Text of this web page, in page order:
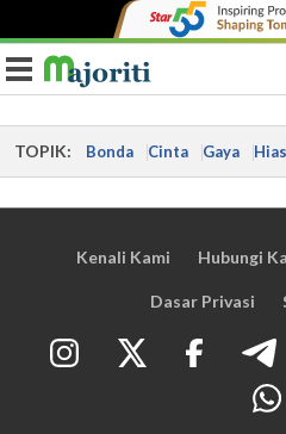
Toggle navigation
TOPIK: Bonda Cinta Gaya Hias
Kenali Kami Hubungi
Dasar Privasi